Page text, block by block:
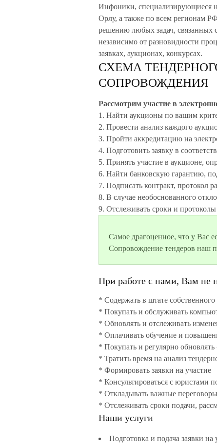
Инфоники, специализирующиеся
Орлу, а также по всем регионам
решению любых задач, связанных
независимо от разновидности
заявках, аукционах, конкурсах.
СХЕМА
СОПРОВОЖДЕНИЯ
Рассмотрим участие в
1. Найти аукционы по вашим
2. Провести анализ каждого
3. Пройти аккредитацию на
4. Подготовить заявку в
5. Принять участие в аукционе,
6. Найти банковскую гарантию,
7. Подписать контракт, протокол
8. В случае необоснованного
Самое драгоценное, что у Вас
Сопровождение тендеров наш
При работе с нами, Вам не
* Содержать в штате
* Покупать и обслуживать
* Обновлять и отслеживать
* Оплачивать обучение и
* Покупать и регулярно
* Тратить время на анализ
* Формировать заявки на участие
* Консультироваться с юристами
* Откладывать важные
Наши услуги
Подготовка и подача заявки